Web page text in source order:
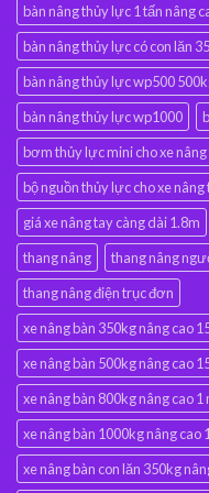
bàn nâng thủy lực 1 tấn nâng
bàn nâng thủy lực có con lăn
bàn nâng thủy lực wp500
bàn nâng thủy lực wp1000
bơm thủy lực mini cho xe
bộ nguồn thủy lực cho xe nâng
giá xe nâng tay càng dài 1.8m
thang nâng
thang nâng
thang nâng điện trục đơn
xe nâng bàn 350kg nâng cao
xe nâng bàn 500kg nâng cao
xe nâng bàn 800kg nâng cao 1
xe nâng bàn 1000kg nâng cao
xe nâng bàn con lăn 350kg